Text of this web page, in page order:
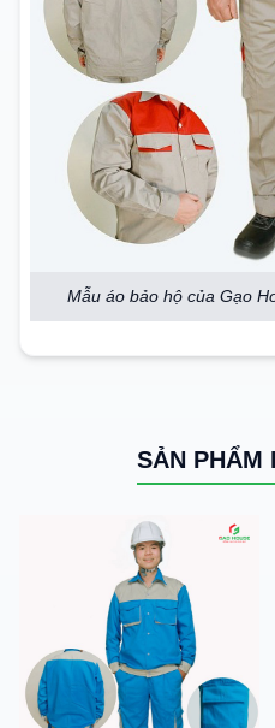
Mẫu áo bảo hộ của Gạo
SẢN PHẨM